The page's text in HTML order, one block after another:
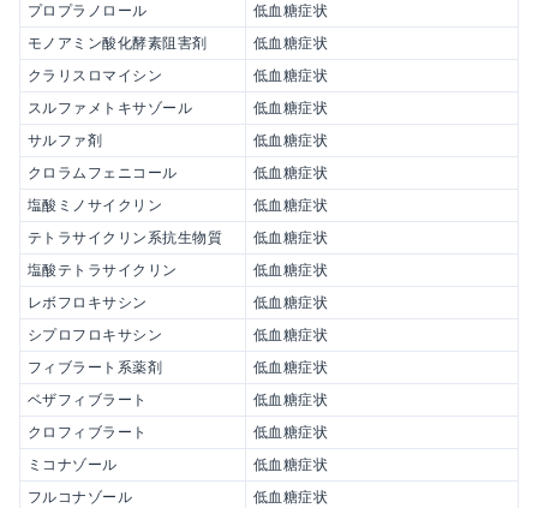
プロプラノロール
低血糖症状
モノアミン酸化酵素阻害剤
低血糖症状
クラリスロマイシン
低血糖症状
スルファメトキサゾール
低血糖症状
サルファ剤
低血糖症状
クロラムフェニコール
低血糖症状
塩酸ミノサイクリン
低血糖症状
テトラサイクリン系抗生物質
低血糖症状
塩酸テトラサイクリン
低血糖症状
レボフロキサシン
低血糖症状
シプロフロキサシン
低血糖症状
フィブラート系薬剤
低血糖症状
ベザフィブラート
低血糖症状
クロフィブラート
低血糖症状
ミコナゾール
低血糖症状
フルコナゾール
低血糖症状